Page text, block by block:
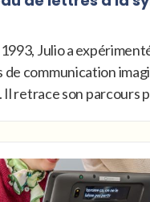
Julio a
de communication
retrace son parcours